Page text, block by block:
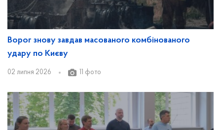
Ворог знову завдав масованого комбінованого
удару по Києву
02 липня 2026 11 фото